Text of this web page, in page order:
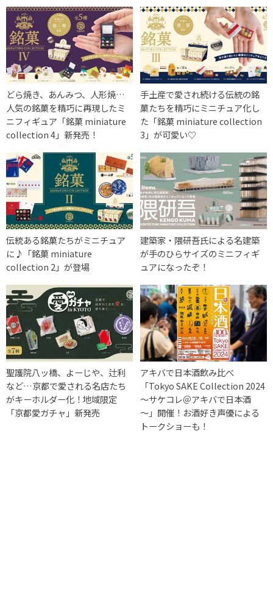
どら焼き、あんみつ、人形焼…
人気の銘菓を精巧に再現したミ
ニフィギュア「銘菓 miniature
collection 4」新発売！
手土産で愛され続ける伝統の銘
菓たちを精巧にミニチュア化し
た「銘菓 miniature collection
3」が可愛い♡
伝統ある銘菓たちがミニチュア
に♪「銘菓 miniature
collection 2」が登場
建築家・隈研吾氏による名建築
が手のひらサイズのミニフィギ
ュアになったぞ！
聖護院八ッ橋、よーじや、辻利
など…京都で愛される名店たち
がキーホルダー化！地域限定
「京都愛ガチャ」新発売
アキバで日本酒飲み比べ
「Tokyo SAKE Collection 2024
～サケコレ＠アキバで日本酒
～」開催！お酒好き声優による
トークショーも！